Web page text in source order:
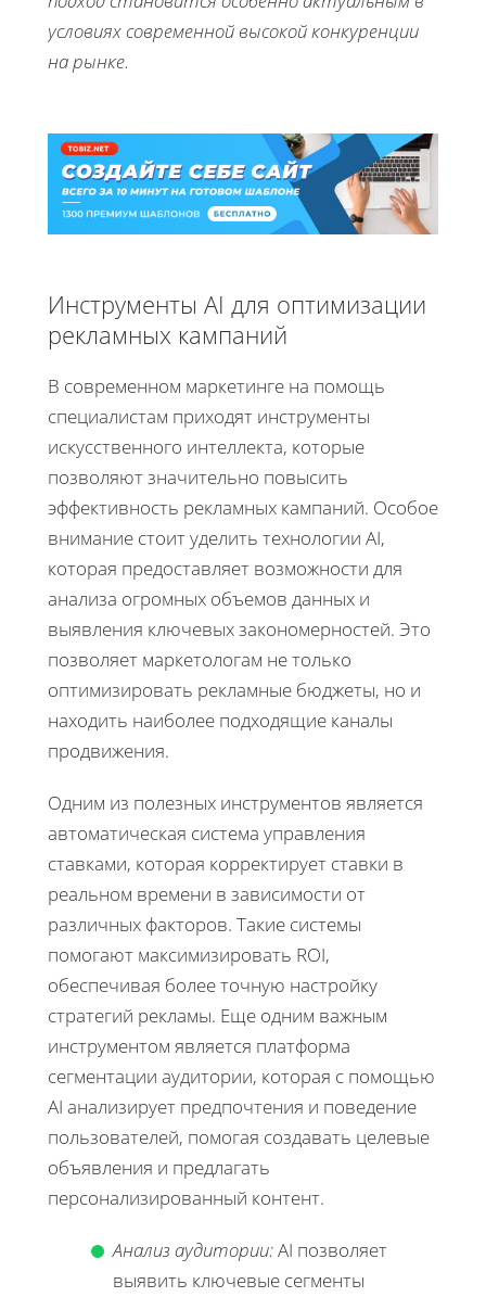
условиях современной высокой конкуренции
на рынке.
Инструменты AI для оптимизации
рекламных кампаний
В современном маркетинге на помощь
специалистам приходят инструменты
искусственного интеллекта, которые
позволяют значительно повысить
эффективность рекламных кампаний. Особое
внимание стоит уделить технологии AI,
которая предоставляет возможности для
анализа огромных объемов данных и
выявления ключевых закономерностей. Это
позволяет маркетологам не только
оптимизировать рекламные бюджеты, но и
находить наиболее подходящие каналы
продвижения.
Одним из полезных инструментов является
автоматическая система управления
ставками, которая корректирует ставки в
реальном времени в зависимости от
различных факторов. Такие системы
помогают максимизировать ROI,
обеспечивая более точную настройку
стратегий рекламы. Еще одним важным
инструментом является платформа
сегментации аудитории, которая с помощью
AI анализирует предпочтения и поведение
пользователей, помогая создавать целевые
объявления и предлагать
персонализированный контент.
Анализ аудитории:AI позволяет
выявить ключевые сегменты